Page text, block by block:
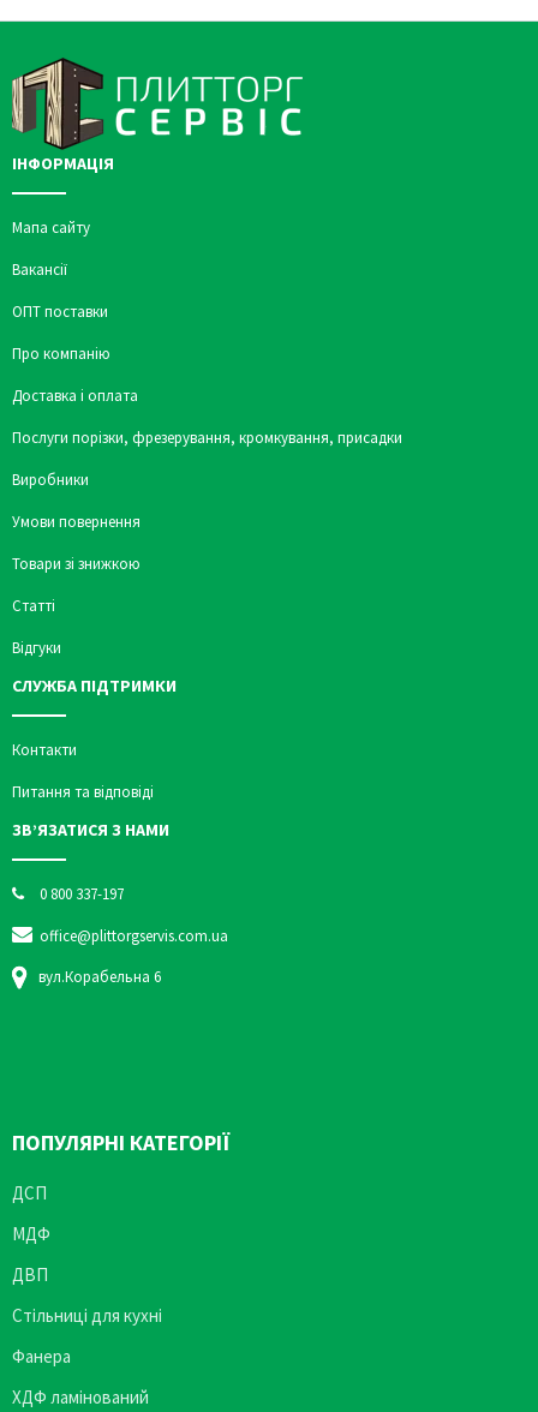
ІНФОРМАЦІЯ
Мапа сайту
Вакансії
ОПТ поставки
Про компанію
Доставка і оплата
Послуги порізки, фрезерування, кромкування, присадки
Виробники
Умови повернення
Товари зі знижкою
Статті
Відгуки
СЛУЖБА ПІДТРИМКИ
Контакти
Питання та відповіді
ЗВ’ЯЗАТИСЯ З НАМИ
0 800 337-197
office@plittorgservis.com.ua
вул.Корабельна 6
ПОПУЛЯРНІ КАТЕГОРІЇ
ДСП
МДФ
ДВП
Стільниці для кухні
Фанера
ХДФ ламінований